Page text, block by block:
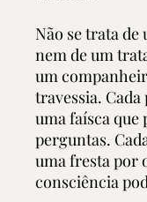
Não se trata de
nem de um
um
travessia.
uma faísca que
perguntas.
uma fresta por
consciência